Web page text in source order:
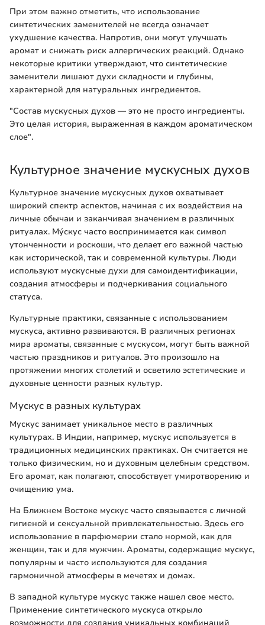
При этом важно отметить, что использование
синтетических заменителей не всегда означает
ухудшение качества. Напротив, они могут улучшать
аромат и снижать риск аллергических реакций. Однако
некоторые критики утверждают, что синтетические
заменители лишают духи складности и глубины,
характерной для натуральных ингредиентов.
"Состав мускусных духов — это не просто ингредиенты.
Это целая история, выраженная в каждом ароматическом
слое".
Культурное значение мускусных духов
Культурное значение мускусных духов охватывает
широкий спектр аспектов, начиная с их воздействия на
личные обычаи и заканчивая значением в различных
ритуалах. Му́скус часто воспринимается как символ
утонченности и роскоши, что делает его важной частью
как исторической, так и современной культуры. Люди
используют мускусные духи для самоидентификации,
создания атмосферы и подчеркивания социального
статуса.
Культурные практики, связанные с использованием
мускуса, активно развиваются. В различных регионах
мира ароматы, связанные с мускусом, могут быть важной
частью праздников и ритуалов. Это произошло на
протяжении многих столетий и осветило эстетические и
духовные ценности разных культур.
Мускус в разных культурах
Мускус занимает уникальное место в различных
культурах. В Индии, например, мускус используется в
традиционных медицинских практиках. Он считается не
только физическим, но и духовным целебным средством.
Его аромат, как полагают, способствует умиротворению и
очищению ума.
На Ближнем Востоке мускус часто связывается с личной
гигиеной и сексуальной привлекательностью. Здесь его
использование в парфюмерии стало нормой, как для
женщин, так и для мужчин. Ароматы, содержащие мускус,
популярны и часто используются для создания
гармоничной атмосферы в мечетях и домах.
В западной культуре мускус также нашел свое место.
Применение синтетического мускуса открыло